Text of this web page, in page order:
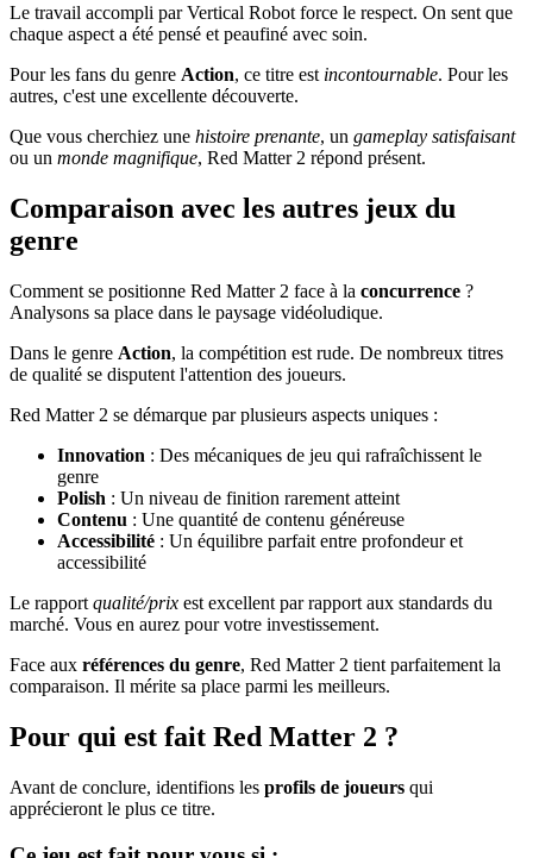
Le travail accompli par Vertical Robot force le respect. On sent que
chaque aspect a été pensé et peaufiné avec soin.
Pour les fans du genre Action, ce titre est incontournable. Pour les
autres, c'est une excellente découverte.
Que vous cherchiez une histoire prenante, un gameplay satisfaisant
ou un monde magnifique, Red Matter 2 répond présent.
Comparaison avec les autres jeux du
genre
Comment se positionne Red Matter 2 face à la concurrence ?
Analysons sa place dans le paysage vidéoludique.
Dans le genre Action, la compétition est rude. De nombreux titres
de qualité se disputent l'attention des joueurs.
Red Matter 2 se démarque par plusieurs aspects uniques :
Innovation : Des mécaniques de jeu qui rafraîchissent le
genre
Polish : Un niveau de finition rarement atteint
Contenu : Une quantité de contenu généreuse
Accessibilité : Un équilibre parfait entre profondeur et
accessibilité
Le rapport qualité/prix est excellent par rapport aux standards du
marché. Vous en aurez pour votre investissement.
Face aux références du genre, Red Matter 2 tient parfaitement la
comparaison. Il mérite sa place parmi les meilleurs.
Pour qui est fait Red Matter 2 ?
Avant de conclure, identifions les profils de joueurs qui
apprécieront le plus ce titre.